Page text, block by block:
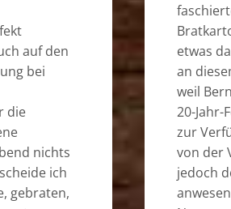
auf den
bei
die
nichts
ich
gebraten,
etwas
an
weil
20-
zur
von der
jedoch